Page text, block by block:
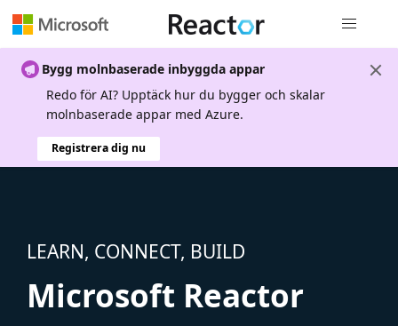
Bygg molnbaserade inbyggda appar
Redo för AI? Upptäck hur du bygger och skalar
molnbaserade appar med Azure.
Registrera dig nu
LEARN, CONNECT, BUILD
Microsoft Reactor